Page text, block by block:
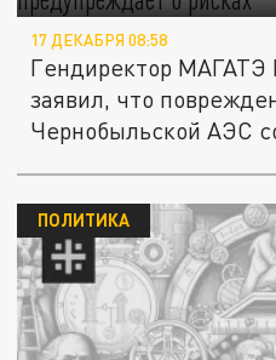
17 ДЕКАБРЯ 08:58
Гендиректор МАГАТЭ
заявил, что
Чернобыльской АЭС
ПОЛИТИКА